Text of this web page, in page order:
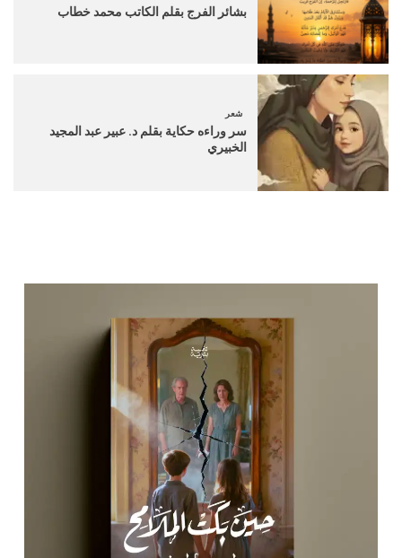
بشائر الفرج بقلم الكاتب محمد خطاب
شعر
سر وراءه حكاية بقلم د. عبير عبد المجيد
الخبيري